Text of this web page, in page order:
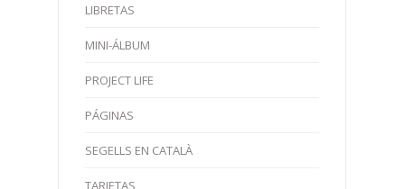
LIBRETAS
MINI-ÁLBUM
PROJECT LIFE
PÁGINAS
SEGELLS EN CATALÀ
TARJETAS